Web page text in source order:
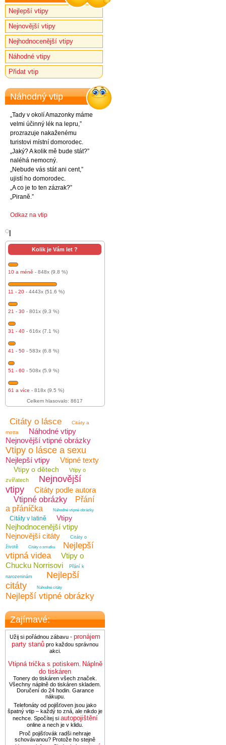
Nejlepší vtipy
Nejnovější vtipy
Nejhodnocenější vtipy
Náhodné vtipy
Přidat vtip
Náhodný vtip
„Tady v okolí Amazonky máme
velmi účinný lék na lepru,”
prozrazuje nakaženému
turistovi místní domorodec.
„Jaký? A kolik mě bude stát?”
naléhá nemocný.
„Nebude vás stát ani cent,”
ujistí ho domorodec.
„A co je to ten zázrak?”
„Piraně.”
Odkaz na vtip
Kolik je Vám let ?
10 a méně - 848x (9.8 %)
11 - 20 - 4443x (51.6 %)
21 - 30 - 801x (9.3 %)
31 - 40 - 616x (7.1 %)
41 - 50 - 583x (6.8 %)
51 - 60 - 508x (5.9 %)
61 a více - 818x (9.5 %)
Celkem hlasovalo: 8617
Citáty o lásce
Citáty a
motta
Náhodné vtipy
Nejnovější vtipné obrázky
Vtipy o lásce a sexu
Nejlepší vtipy Vtipné texty
Vtipy o dětech
Vtipy o
zvířatech
Nejnovější
vtipy
Citáty podle autora
Vtipné obrázky
Přání
a přáníčka
Náhodné vtipné obrázky
Citáty v latině Vtipy
Nejhodnocenější vtipy
Nejnovější citáty
Citáty o
životě
Citáty o smutku
Nejlepší
vtipná videa
Vtipy o
Chucku Norrisovi
Přání k
narozeninám
Nejlepší
citáty
Náhodné citáty
Nejlepší vtipné obrázky
Zajímavé:
Užij si pořádnou zábavu - pronájem
party stanů pro každou správnou
akci.
Vtipná trička s potiskem Náplně
do tiskáren
Tonery do tiskáren všech značek.
Všechny náplně do tiskáren skladem.
Doručení do 24 hodin. Garance
nákupu.
Telefonáty od pojišťoven jsou jako
špatný vtip – každý to zná, ale nikdo je
nechce. Spočítej si autopojištění
online a nech je v klidu.
Proč pojišťovák radši nehraje
schovávanou? Protože ho stejně